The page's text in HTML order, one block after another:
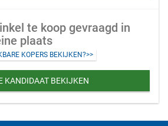
te koop gevraagd in
plaats
KOPERS BEKIJKEN?>>
KANDIDAAT BEKIJKEN